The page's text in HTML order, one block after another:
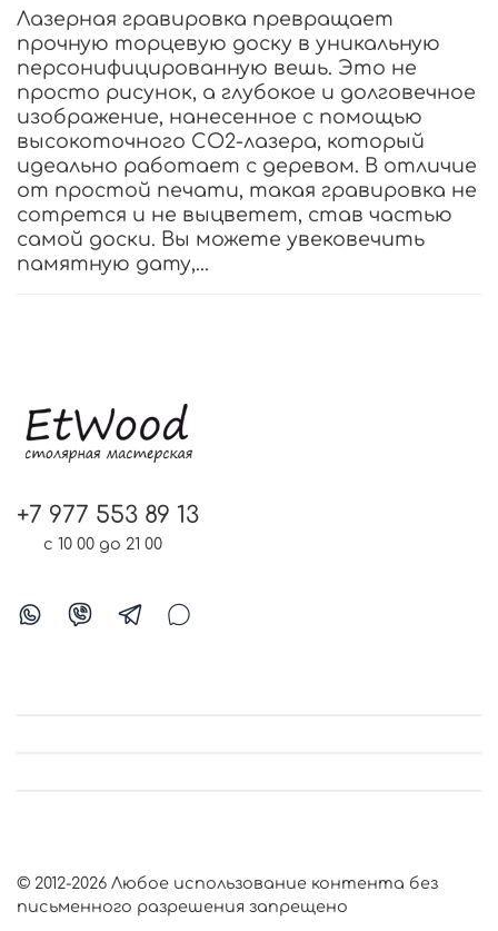
Лазерная гравировка превращает
прочную торцевую доску в уникальную
персонифицированную вешь. Это не
просто рисунок, а глубокое и долговечное
изображение, нанесенное с помощью
высокоточного CO2-лазера, который
идеально работает с деревом. В отличие
от простой печати, такая гравировка не
сотрется и не выцветет, став частью
самой доски. Вы можете увековечить
памятную дату,...
+7 977 553 89 13
с 10 00 до 21 00
© 2012-2026 Любое использование контента без
письменного разрешения запрещено